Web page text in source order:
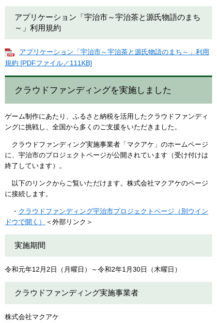
アプリケーション「宇治市～宇治茶と源氏物語のまち
～」利用規約
アプリケーション「宇治市～宇治茶と源氏物語のまち～」利用
規約 [PDFファイル／111KB]
クラウドファンディングを実施しました
ゲーム制作にあたり、ふるさと納税を活用したクラウドファンディ
ングに挑戦し、全国から多くのご支援をいただきました。
クラウドファンディング実施事業者「マクアケ」のホームページ
に、宇治市のプロジェクトページが公開されています（受け付けは
終了しています）。
以下のリンクからご覧いただけます。株式会社マクアケのページ
に接続します。
・ クラウドファンディング宇治市プロジェクトページ（別ウイン
ドウで開く）
＜外部リンク＞
実施期間
令和元年12月2日（月曜日）～令和2年1月30日（木曜日）
クラウドファンディング実施事業者
株式会社マクアケ